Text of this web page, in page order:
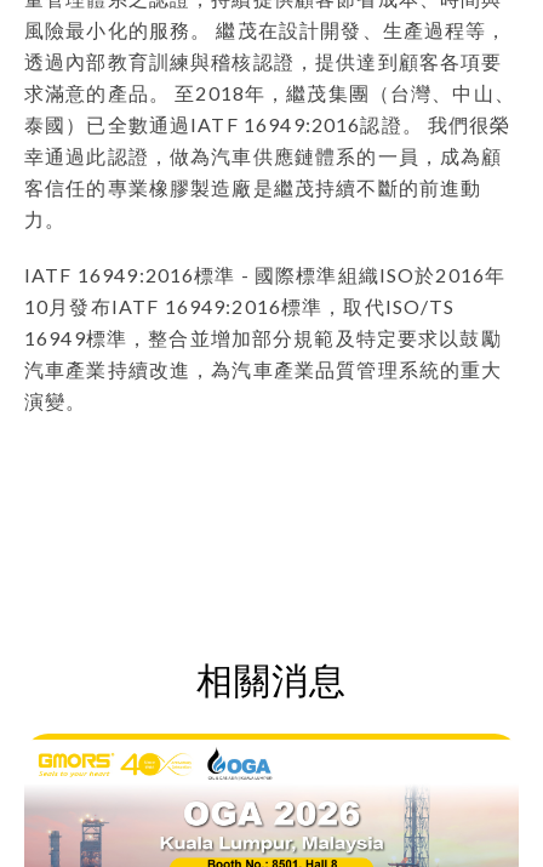
風險最小化的服務。 繼茂在設計開發、生產過程等，
透過內部教育訓練與稽核認證，提供達到顧客各項要
求滿意的產品。 至2018年，繼茂集團（台灣、中山、
泰國）已全數通過IATF 16949:2016認證。 我們很榮
幸通過此認證，做為汽車供應鏈體系的一員，成為顧
客信任的專業橡膠製造廠是繼茂持續不斷的前進動
力。
IATF 16949:2016標準 - 國際標準組織ISO於2016年
10月發布IATF 16949:2016標準，取代ISO/TS
16949標準，整合並增加部分規範及特定要求以鼓勵
汽車產業持續改進，為汽車產業品質管理系統的重大
演變。
相關消息